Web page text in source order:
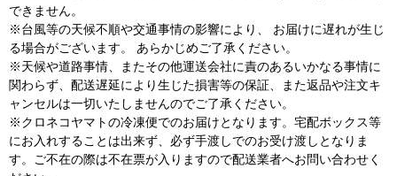
できません。
※台風等の天候不順や交通事情の影響により、 お届けに遅れが生じ
る場合がございます。 あらかじめご了承ください。
※天候や道路事情、またその他運送会社に責のあるいかなる事情に
関わらず、配送遅延により生じた損害等の保証、また返品や注文キ
ャンセルは一切いたしませんのでご了承ください。
※クロネコヤマトの冷凍便でのお届けとなります。宅配ボックス等
にお入れすることは出来ず、必ず手渡しでのお受け渡しとなりま
す。ご不在の際は不在票が入りますので配送業者へお問い合わせく